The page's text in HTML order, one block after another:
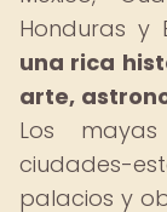
Honduras y
una rica
arte,
Los mayas
ciudades-
palacios y